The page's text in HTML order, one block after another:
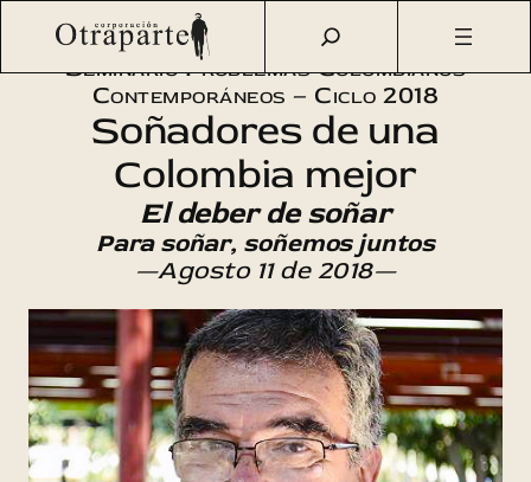
Saltar
contenido
Otraparte.org/ Agenda Cultural Sofos/ El deber de soñar
Seminario Problemas Colombianos
Contemporáneos – Ciclo 2018
Soñadores de una
Colombia mejor
El deber de soñar
Para soñar, soñemos juntos
—Agosto 11 de 2018—